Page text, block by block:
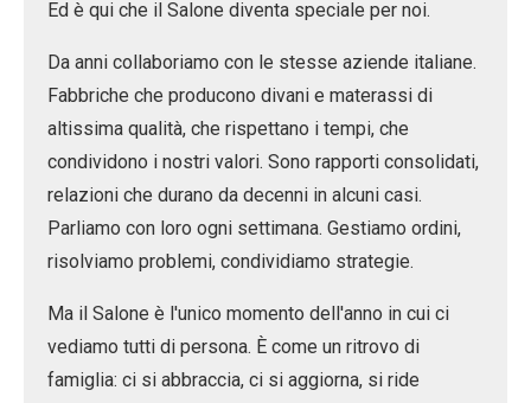
Ed è qui che il Salone diventa speciale per noi.
Da anni collaboriamo con le stesse aziende italiane.
Fabbriche che producono divani e materassi di
altissima qualità, che rispettano i tempi, che
condividono i nostri valori. Sono rapporti consolidati,
relazioni che durano da decenni in alcuni casi.
Parliamo con loro ogni settimana. Gestiamo ordini,
risolviamo problemi, condividiamo strategie.
Ma il Salone è l'unico momento dell'anno in cui ci
vediamo tutti di persona. È come un ritrovo di
famiglia: ci si abbraccia, ci si aggiorna, si ride